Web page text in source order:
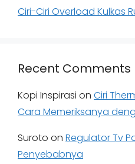
Ciri-Ciri Overload Kulkas
Recent Comments
Kopi Inspirasi on Ciri
Cara Memeriksanya
Suroto on Regulator Tv
Penyebabnya